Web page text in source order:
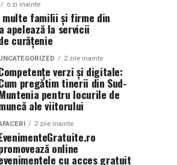
o zi inainte
multe familii și firme din
apelează la servicii
curățenie
2 zile inainte
verzi și digitale:
pregătim tinerii din Sud-
pentru locurile de
ale viitorului
2 zile inainte
online
cu acces gratuit